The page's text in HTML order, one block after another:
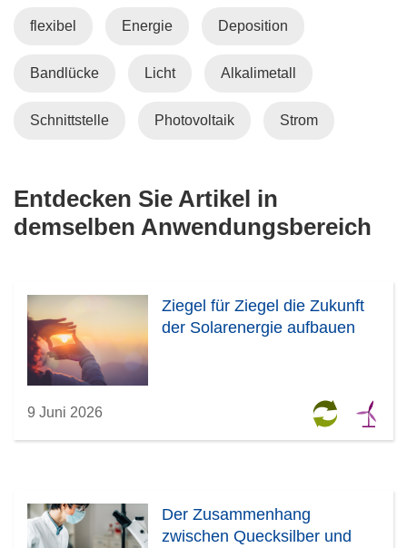
flexibel Energie Deposition
Bandlücke Licht Alkalimetall
Schnittstelle Photovoltaik Strom
Entdecken Sie Artikel in
demselben Anwendungsbereich
Ziegel für Ziegel die Zukunft
der Solarenergie aufbauen
9 Juni 2026
Der Zusammenhang
zwischen Quecksilber und